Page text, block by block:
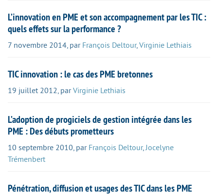
L’innovation en PME et son accompagnement par les TIC :
quels effets sur la performance ?
7 novembre 2014, par François Deltour,Virginie Lethiais
TIC innovation : le cas des PME bretonnes
19 juillet 2012, parVirginie Lethiais
L’adoption de progiciels de gestion intégrée dans les
PME : Des débuts prometteurs
10 septembre 2010, par François Deltour,Jocelyne
Trémenbert
Pénétration, diffusion et usages des TIC dans les PME